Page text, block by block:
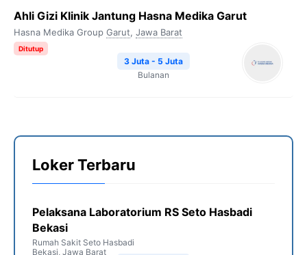
Ahli Gizi Klinik Jantung Hasna Medika Garut
Hasna Medika Group Garut, Jawa Barat
Ditutup
3 Juta - 5 Juta
Bulanan
Loker Terbaru
Pelaksana Laboratorium RS Seto Hasbadi
Bekasi
Rumah Sakit Seto Hasbadi
Bekasi, Jawa Barat